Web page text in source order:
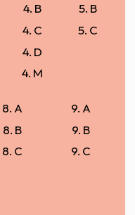
4. B
4. C
4. D
4. M
5. B
5. C
8. A
8. B
8. C
9. A
9. B
9. C